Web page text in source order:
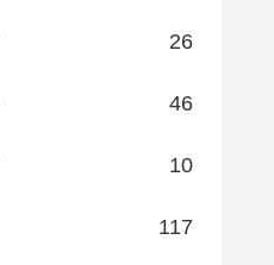
26
46
10
117